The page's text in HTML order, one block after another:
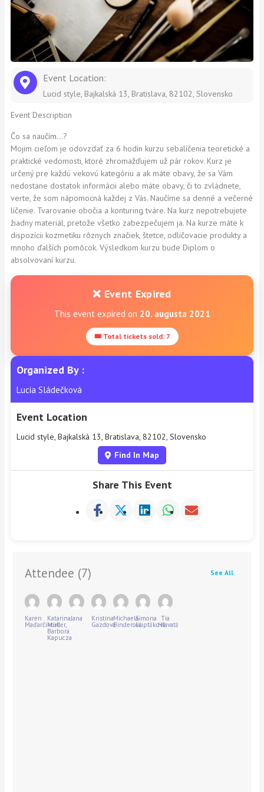
Event Location:
Lucid style, Bajkalská 13, Bratislava, 82102, Slovensko
Event Description
Čo sa naučím…?
Mojim cieľom je odovzdať za 6 hodín kurzu sebalíčenia teoretické a
praktické vedomosti, ktoré zhromažďujem už pár rokov. Kurz je
určený pre každú vekovú kategóriu a ak máte obavy, že sa Vám
nedostane dostatok informácii alebo máte obavy, či to zvládnete,
verte, že som nápomocná každej z Vás. Naučíme sa denné a večerné
líčenie. Tvarovanie obočia a konturing tváre. Na kurz nepotrebujete
žiadny materiál, pretože všetko zabezpečujem ja. Na kurze máte k
dispozícii kozmetiku rôznych značiek, štetce, odličovacie produkty a
mnoho ďalších pomôcok. Výsledkom kurzu bude Diplom o
absolvovaní kurzu.
❌ Event Expired
This event expired on 20. augusta 2021
🎟 Total tickets sold: 7
Organized By :
Lucia Sládečková
Event Location
Lucid style, Bajkalská 13, Bratislava, 82102, Slovensko
Find In Map
Share This Event
Attendee (7) See All
Karen
Maďarčiková
Katarina
Müller,
Barbora
Kapucza
Jana Kristína
Gazdová
Michaela
Binderová
Simona
Ľuptáková
Tia
Hlavatá